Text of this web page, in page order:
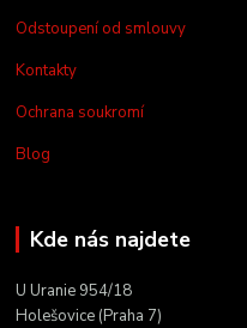
Odstoupení od smlouvy
Kontakty
Ochrana soukromí
Blog
Kde nás najdete
U Uranie 954/18
Holešovice (Praha 7)